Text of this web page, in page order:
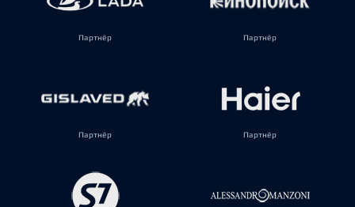
Партнёр Партнёр
Партнёр Партнёр